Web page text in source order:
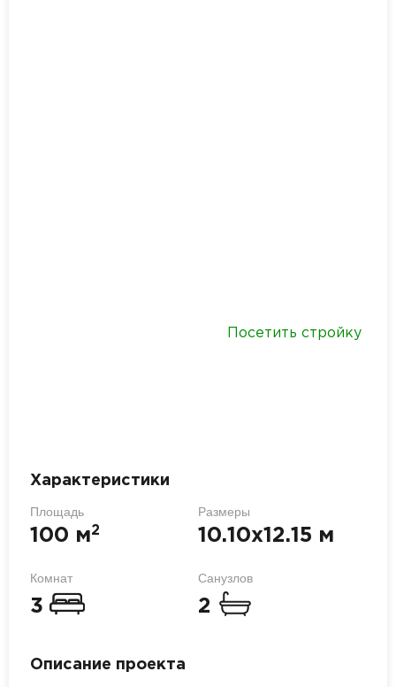
Посетить стройку
Характеристики
Площадь
100 м2
Размеры
10.10х12.15 м
Комнат
3
Санузлов
2
Описание проекта